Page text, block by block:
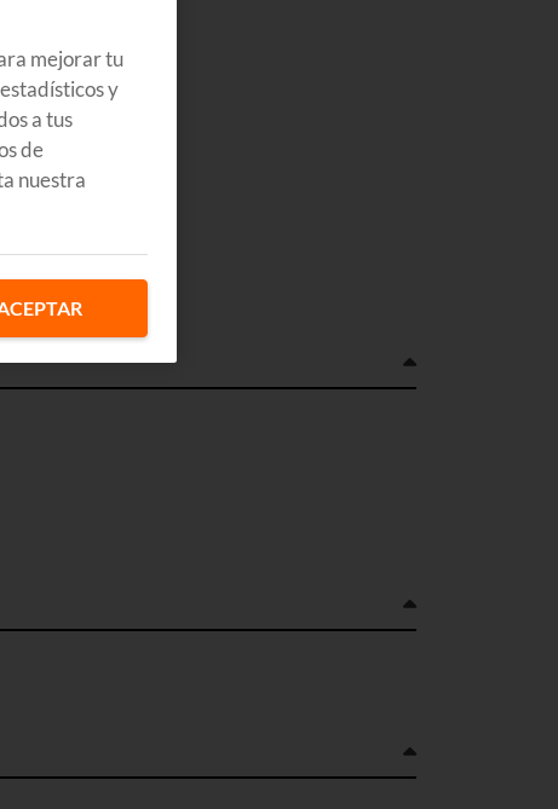
mejorar tu
y
a tus
de
nuestra